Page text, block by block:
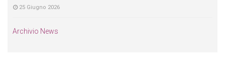
25 Giugno 2026
Archivio News